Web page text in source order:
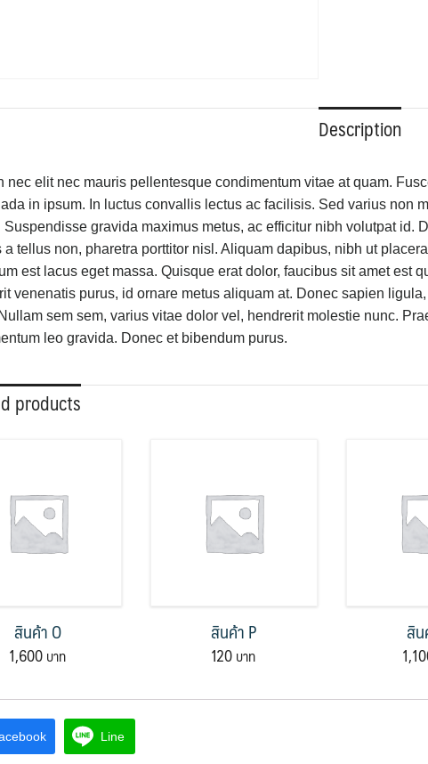
Description
nec elit nec mauris pellentesque condimentum vitae at quam.
in ipsum. In luctus convallis lectus ac facilisis. Sed varius non
Suspendisse gravida maximus metus, ac efficitur nibh volutpat id.
a tellus non, pharetra porttitor nisl. Aliquam dapibus, nibh ut
est lacus eget massa. Quisque erat dolor, faucibus sit amet est
venenatis purus, id ornare metus aliquam at. Donec sapien
sem sem, varius vitae dolor vel, hendrerit molestie nunc.
leo gravida. Donec et bibendum purus.
products
สินค้า O
1,600
สินค้า P
120
สิ
Line